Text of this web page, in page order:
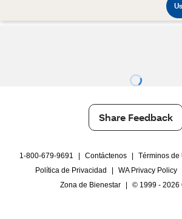
Share Feedback
1-800-679-9691 Contáctenos Términos de
Política de Privacidad
WA Privacy Policy
Zona de Bienestar
© 1999 - 2026